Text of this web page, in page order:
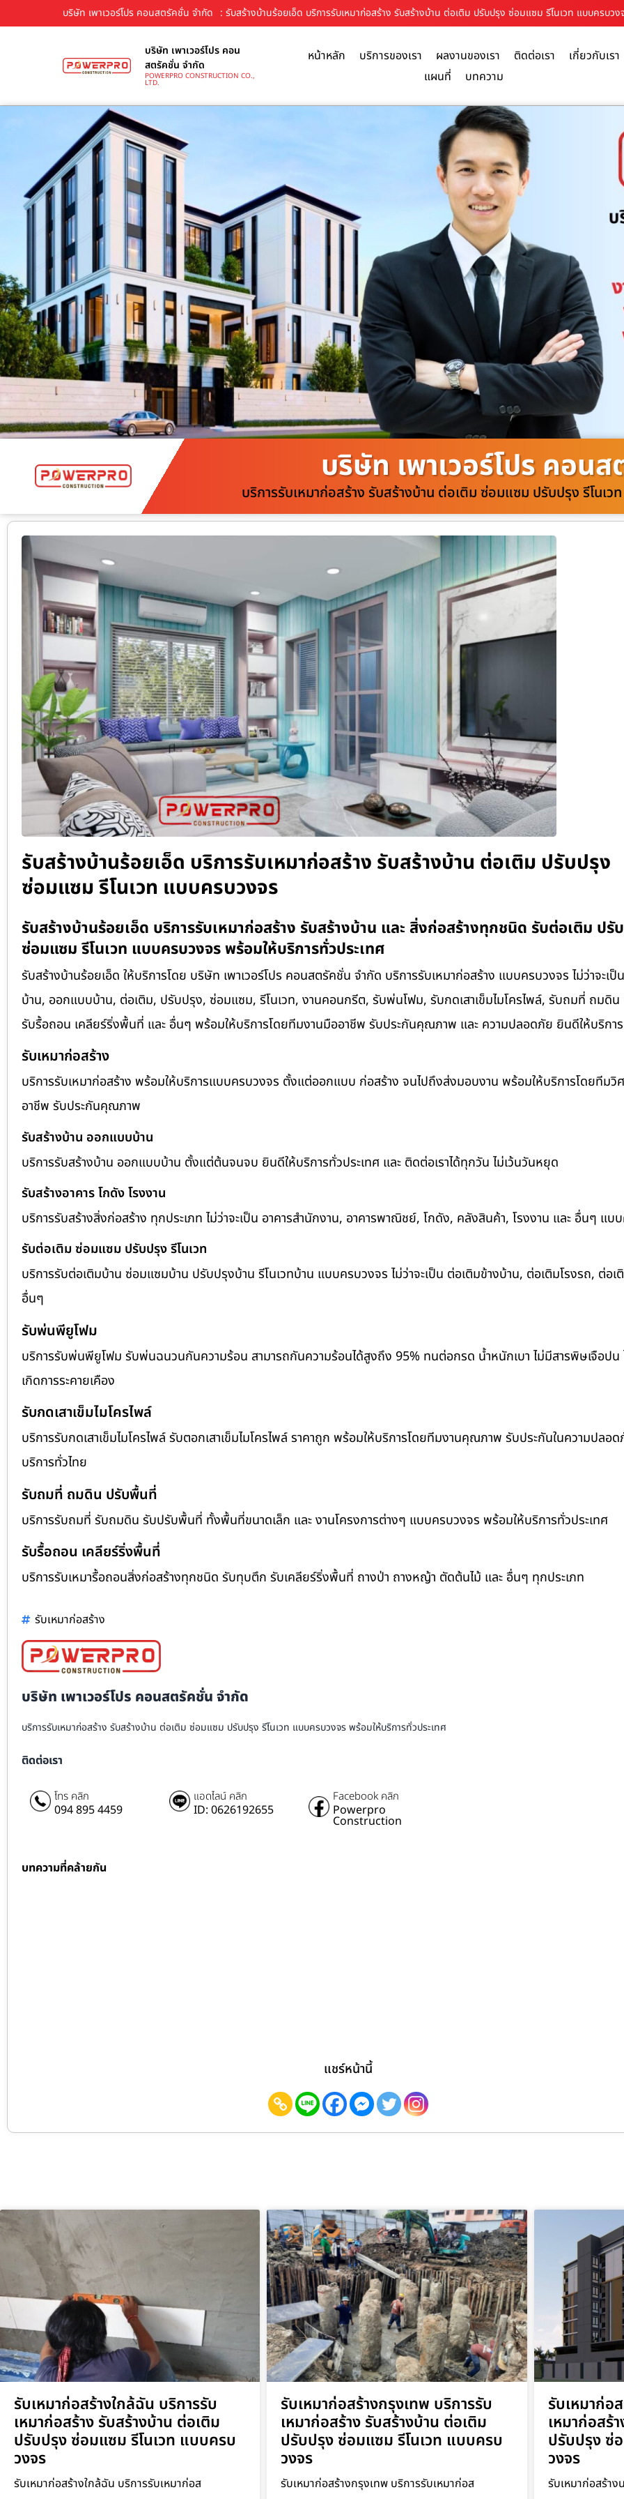
บริษัท เพาเวอร์โปร คอนสตรัคชั่น จำกัด : รับสร้างบ้านร้อยเอ็ด บริการรับเหมาก่อสร้าง รับสร้างบ้าน ต่อเติม ปรับปรุง ซ่อมแซม รีโนเวท แบบครบวง
บริษัท เพาเวอร์โปร คอน
สตรัคชั่น จำกัด
POWERPRO CONSTRUCTION CO.,
LTD.
หน้าหลัก บริการของเรา ผลงานของเรา ติดต่อเรา
เกี่ยวกับเรา
แผนที่
บทความ
บริษัท เพาเวอร์โปร คอน
บริการรับเหมาก่อสร้าง รับสร้างบ้าน ต่อเติม ซ่อมแซม ปรับปรุง รีโนเ
รับสร้างบ้านร้อยเอ็ด บริการรับเหมาก่อสร้าง รับสร้างบ้าน ต่อเติม ปรับปรุง
ซ่อมแซม รีโนเวท แบบครบวงจร
รับสร้างบ้านร้อยเอ็ด บริการรับเหมาก่อสร้าง รับสร้างบ้าน และ สิ่งก่อสร้างทุกชนิด รับต่อเติม ปรั
ซ่อมแซม รีโนเวท แบบครบวงจร พร้อมให้บริการทั่วประเทศ
รับสร้างบ้านร้อยเอ็ด ให้บริการโดย บริษัท เพาเวอร์โปร คอนสตรัคชั่น จำกัด บริการรับเหมาก่อสร้าง แบบครบวงจร ไม่ว่าจะเป็
บ้าน, ออกแบบบ้าน, ต่อเติม, ปรับปรุง, ซ่อมแซม, รีโนเวท, งานคอนกรีต, รับพ่นโฟม, รับกดเสาเข็มไมโครไพล์, รับถมที่ ถมดิ
รับรื้อถอน เคลียร์ริ่งพื้นที่ และ อื่นๆ พร้อมให้บริการโดยทีมงานมืออาชีพ รับประกันคุณภาพ และ ความปลอดภัย ยินดีให้บริการ
รับเหมาก่อสร้าง
บริการรับเหมาก่อสร้าง พร้อมให้บริการแบบครบวงจร ตั้งแต่ออกแบบ ก่อสร้าง จนไปถึงส่งมอบงาน พร้อมให้บริการโดยทีมวิ
อาชีพ รับประกันคุณภาพ
รับสร้างบ้าน ออกแบบบ้าน
บริการรับสร้างบ้าน ออกแบบบ้าน ตั้งแต่ต้นจนจบ ยินดีให้บริการทั่วประเทศ และ ติดต่อเราได้ทุกวัน ไม่เว้นวันหยุด
รับสร้างอาคาร โกดัง โรงงาน
บริการรับสร้างสิ่งก่อสร้าง ทุกประเภท ไม่ว่าจะเป็น อาคารสำนักงาน, อาคารพาณิชย์, โกดัง, คลังสินค้า, โรงงาน และ อื่นๆ แบ
รับต่อเติม ซ่อมแซม ปรับปรุง รีโนเวท
บริการรับต่อเติมบ้าน ซ่อมแซมบ้าน ปรับปรุงบ้าน รีโนเวทบ้าน แบบครบวงจร ไม่ว่าจะเป็น ต่อเติมข้างบ้าน, ต่อเติมโรงรถ, ต่อเ
อื่นๆ
รับพ่นพียูโฟม
บริการรับพ่นพียูโฟม รับพ่นฉนวนกันความร้อน สามารถกันความร้อนได้สูงถึง 95% ทนต่อกรด น้ำหนักเบา ไม่มีสารพิษเจือปน
เกิดการระคายเคือง
รับกดเสาเข็มไมโครไพล์
บริการรับกดเสาเข็มไมโครไพล์ รับตอกเสาเข็มไมโครไพล์ ราคาถูก พร้อมให้บริการโดยทีมงานคุณภาพ รับประกันในความปลอด
บริการทั่วไทย
รับถมที่ ถมดิน ปรับพื้นที่
บริการรับถมที่ รับถมดิน รับปรับพื้นที่ ทั้งพื้นที่ขนาดเล็ก และ งานโครงการต่างๆ แบบครบวงจร พร้อมให้บริการทั่วประเทศ
รับรื้อถอน เคลียร์ริ่งพื้นที่
บริการรับเหมารื้อถอนสิ่งก่อสร้างทุกชนิด รับทุบตึก รับเคลียร์ริ่งพื้นที่ ถางป่า ถางหญ้า ตัดต้นไม้ และ อื่นๆ ทุกประเภท
รับเหมาก่อสร้าง
บริษัท เพาเวอร์โปร คอนสตรัคชั่น จำกัด
บริการรับเหมาก่อสร้าง รับสร้างบ้าน ต่อเติม ซ่อมแซม ปรับปรุง รีโนเวท แบบครบวงจร พร้อมให้บริการทั่วประเทศ
ติดต่อเรา
โทร คลิก
094 895 4459
แอดไลน์ คลิก
ID: 0626192655
Facebook คลิก
Powerpro
Construction
บทความที่คล้ายกัน
แชร์หน้านี้
รับเหมาก่อสร้างใกล้ฉัน บริการรับ
เหมาก่อสร้าง รับสร้างบ้าน ต่อเติม
ปรับปรุง ซ่อมแซม รีโนเวท แบบครบ
วงจร
รับเหมาก่อสร้างใกล้ฉัน บริการรับเหมาก่อส
รับเหมาก่อสร้างกรุงเทพ บริการรับ
เหมาก่อสร้าง รับสร้างบ้าน ต่อเติม
ปรับปรุง ซ่อมแซม รีโนเวท แบบครบ
วงจร
รับเหมาก่อสร้างกรุงเทพ บริการรับเหมาก่อส
รับเหมาก่อ
เหมาก่อสร้
ปรับปรุง ซ่
วงจร
รับเหมาก่อสร้า